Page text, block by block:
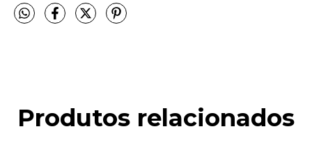
Produtos relacionados